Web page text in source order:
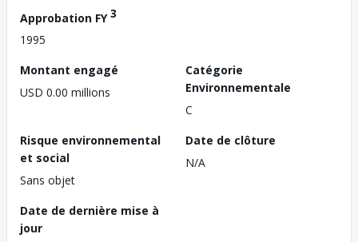
Approbation FY3
1995
Montant engagé
USD 0.00 millions
Catégorie
Environnementale
C
Risque environnemental
et social
Sans objet
Date de clôture
N/A
Date de dernière mise à
jour